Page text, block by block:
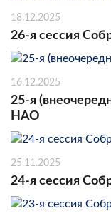
18.12.2025
26-я сессия
16.12.2025
25-я
НАО
25.11.2025
24-я сессия